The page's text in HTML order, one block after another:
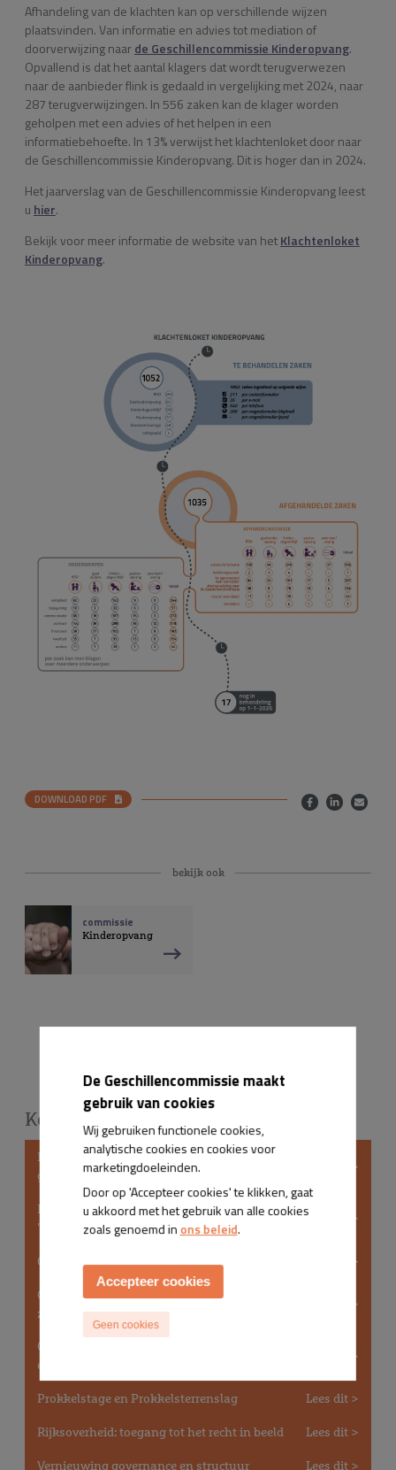
Afhandeling van de klachten kan op verschillende wijzen
plaatsvinden. Van informatie en advies tot mediation of
doorverwijzing naarde Geschillencommissie Kinderopvang.
Opvallend is dat het aantal klagers dat wordt terugverwezen
naar de aanbieder flink is gedaald in vergelijking met 2024, naar
287 terugverwijzingen. In 556 zaken kan de klager worden
geholpen met een advies of het helpen in een
informatiebehoefte. In 13% verwijst het klachtenloket door naar
de Geschillencommissie Kinderopvang. Dit is hoger dan in 2024.
Het jaarverslag van de Geschillencommissie Kinderopvang leest
u hier.
Bekijk voor meer informatie de website van hetKlachtenloket
Kinderopvang.
DOWNLOAD PDF
bekijk ook
commissie
Kinderopvang
Kerninformatie
Bezetting klachtenloketten en
geschillencommissies
Lees dit >
Bijzondere stakeholdersbijeenkomst
'Toetsingscommissie 2026'
Lees dit >
Onboardingsdag voor nieuwe professionals
Lees dit >
Ondernemingsraad: bouwen aan
zichtbaarheid en impact
Lees dit >
Ontmoet De Geschillencommissie -
evenement
Lees dit >
Prokkelstage en Prokkelsterrenslag
Lees dit >
Rijksoverheid: toegang tot het recht in beeld
Lees dit >
Vernieuwing governance en structuur
Lees dit >
De Geschillencommissie maakt
gebruik van cookies
Wij gebruiken functionele cookies,
analytische cookies en cookies voor
marketingdoeleinden.
Door op 'Accepteer cookies' te klikken, gaat
u akkoord met het gebruik van alle cookies
zoals genoemd inons beleid.
Accepteer cookies
Geen cookies